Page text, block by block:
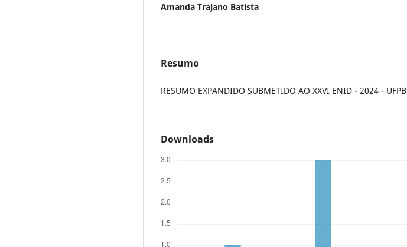
Amanda Trajano Batista
Resumo
RESUMO EXPANDIDO SUBMETIDO AO XXVI ENID - 2024 - UFPB
Downloads